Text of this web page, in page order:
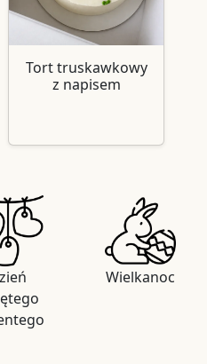
Tort truskawkowy
z napisem
Wielkanoc